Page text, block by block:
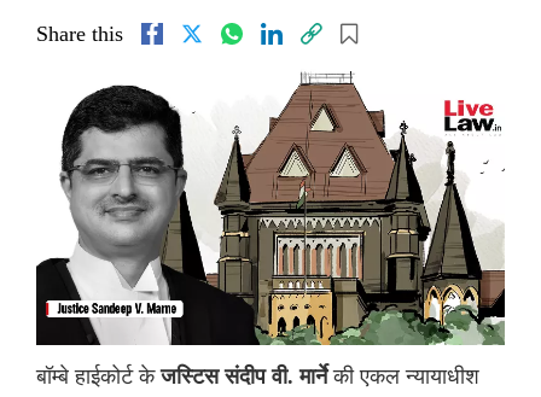
Share this
बॉम्बे हाईकोर्ट केजस्टिस संदीप वी. मार्नेकी एकल न्यायाधीश